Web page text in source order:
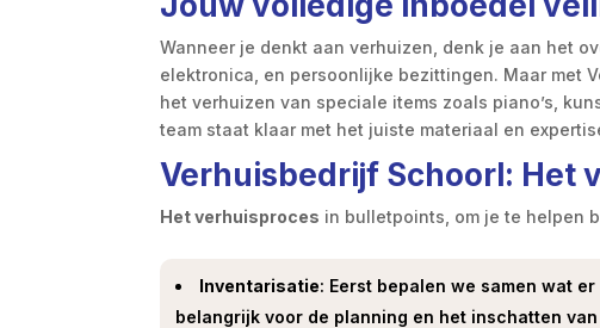
Wanneer je denkt aan verhuizen, denk je aan het
elektronica, en persoonlijke bezittingen. Maar met
het verhuizen van speciale items zoals piano’s,
team staat klaar met het juiste materiaal en
Verhuisbedrijf Schoorl: Het
Het verhuisproces in bulletpoints, om je te helpen
Inventarisatie: Eerst bepalen we samen wat
belangrijk voor de planning en het inschatten